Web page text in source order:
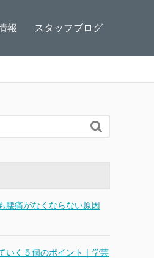
報 スタッフブログ

腰痛がなくならない原因
いく５個のポイント｜学芸